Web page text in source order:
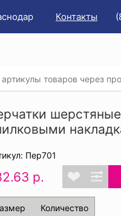
Контакты
спилковыми накладками
Пер701
р.
Количество